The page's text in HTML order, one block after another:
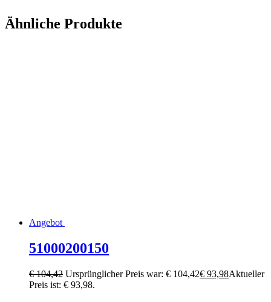
Ähnliche Produkte
Angebot
51000200150
€104,42 Ursprünglicher Preis war: € 104,42€ 93,98Aktueller
Preis ist: € 93,98.